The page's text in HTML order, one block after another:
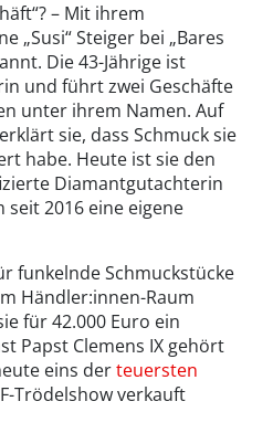
– Mit ihrem
„Susi“ Steiger bei „Bares
Die 43-Jährige ist
und führt zwei Geschäfte
unter ihrem Namen. Auf
erklärt sie, dass Schmuck sie
habe. Heute ist sie den
Diamantgutachterin
2016 eine eigene
funkelnde Schmuckstücke
Händler:innen-Raum
für 42.000 Euro ein
Papst Clemens IX gehört
eins derteuersten
Trödelshow verkauft